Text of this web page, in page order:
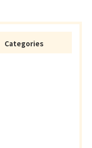
Categories